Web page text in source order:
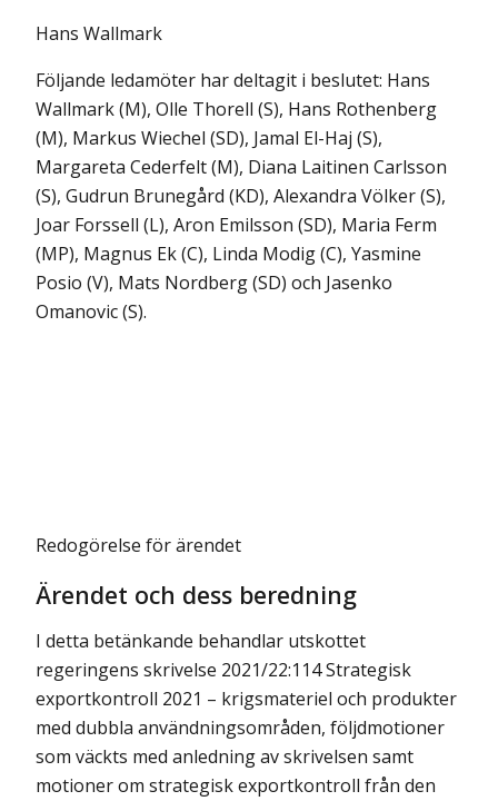
Hans Wallmark
Följande ledamöter har deltagit i beslutet: Hans
Wallmark (M), Olle Thorell (S), Hans Rothenberg
(M), Markus Wiechel (SD), Jamal El-Haj (S),
Margareta Cederfelt (M), Diana Laitinen Carlsson
(S), Gudrun Brunegård (KD), Alexandra Völker (S),
Joar Forssell (L), Aron Emilsson (SD), Maria Ferm
(MP), Magnus Ek (C), Linda Modig (C), Yasmine
Posio (V), Mats Nordberg (SD) och Jasenko
Omanovic (S).
Redogörelse för ärendet
Ärendet och dess beredning
I detta betänkande behandlar utskottet
regeringens skrivelse 2021/22:114 Strategisk
exportkontroll 2021 – krigsmateriel och produkter
med dubbla användningsområden, följdmotioner
som väckts med anledning av skrivelsen samt
motioner om strategisk exportkontroll från den